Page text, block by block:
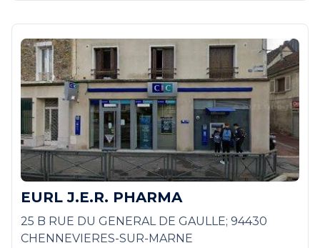
EURL J.E.R. PHARMA
25 B RUE DU GENERAL DE GAULLE; 94430
CHENNEVIERES-SUR-MARNE